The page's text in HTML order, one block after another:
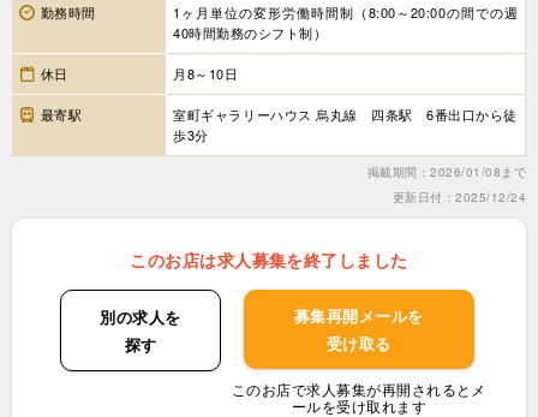
勤務時間
1ヶ月単位の変形労働時間制（8:00～20:00の間での週
40時間勤務のシフト制）
休日 月8～10日
最寄駅
室町ギャラリーハウス 烏丸線 四条駅 6番出口から徒
歩3分
掲載期間：2026/01/08まで
更新日付：2025/12/24
このお店は求人募集を終了しました
別の求人を
探す
募集再開メールを
受け取る
このお店で求人募集が再開されるとメ
ールを受け取れます